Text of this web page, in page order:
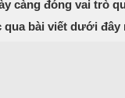
càng đóng vai trò
qua bài viết dưới đây